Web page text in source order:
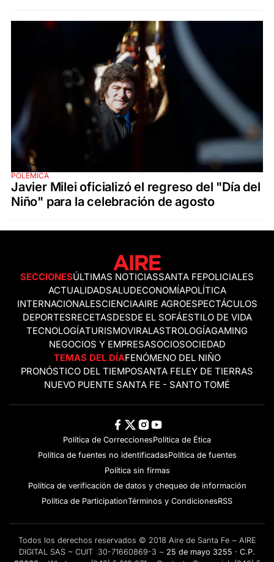
POLÉMICA
Javier Milei oficializó el regreso del "Día del
Niño" para la celebración de agosto
SECCIONESÚLTIMAS NOTICIASSANTA FEPOLICIALES
ACTUALIDADSALUDECONOMÍAPOLÍTICA
INTERNACIONALESCIENCIAAIRE AGROESPECTÁCULOS
DEPORTESRECETASDESDE EL SOFÁESTILO DE VIDA
TECNOLOGÍATURISMOVIRALASTROLOGÍAGAMING
NEGOCIOS Y EMPRESASOCIOSOCIEDAD
TEMAS DEL DÍAFENÓMENO DEL NIÑO
PRONÓSTICO DEL TIEMPOSANTA FELEY DE TIERRAS
NUEVO PUENTE SANTA FE - SANTO TOMÉ
Política de CorreccionesPolitica de Ética
Política de fuentes no identificadasPolítica de fuentes
Política sin firmas
Política de verificación de datos y chequeo de información
Politica de ParticipationTérminos y CondicionesRSS
Todos los derechos reservados © 2018 Aire de Santa Fe ~ AIRE
DIGITAL SAS ~ CUIT 30-71660869-3 ~ 25 de mayo 3255 · C.P.